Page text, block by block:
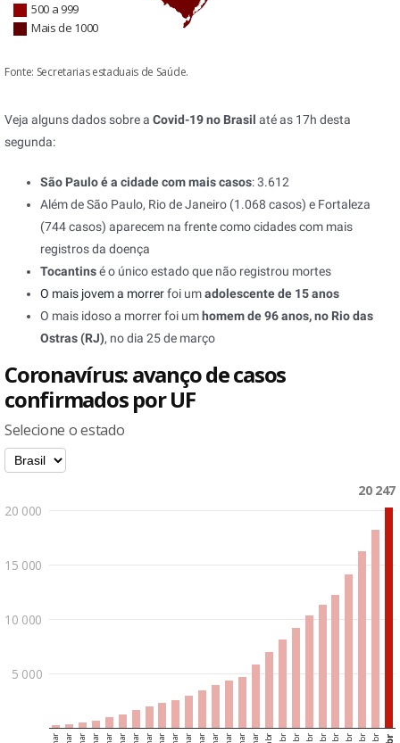
Veja alguns dados sobre a Covid-19 no Brasil até as 17h desta
segunda:
São Paulo é a cidade com mais casos: 3.612
Além de São Paulo, Rio de Janeiro (1.068 casos) e Fortaleza
(744 casos) aparecem na frente como cidades com mais
registros da doença
Tocantinsé o único estado que não registrou mortes
O mais jovem a morrerfoi umadolescente de 15 anos
O mais idoso a morrer foi umhomem de 96 anos, no Rio das
Ostras (RJ), no dia 25 de março